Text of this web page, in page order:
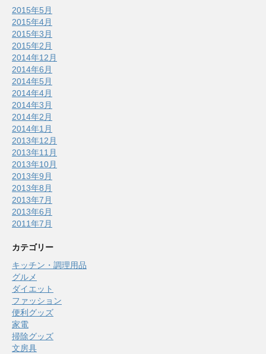
2015年5月
2015年4月
2015年3月
2015年2月
2014年12月
2014年6月
2014年5月
2014年4月
2014年3月
2014年2月
2014年1月
2013年12月
2013年11月
2013年10月
2013年9月
2013年8月
2013年7月
2013年6月
2011年7月
カテゴリー
キッチン・調理用品
グルメ
ダイエット
ファッション
便利グッズ
家電
掃除グッズ
文房具